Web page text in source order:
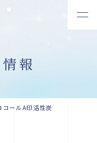
報
コールA印活性炭